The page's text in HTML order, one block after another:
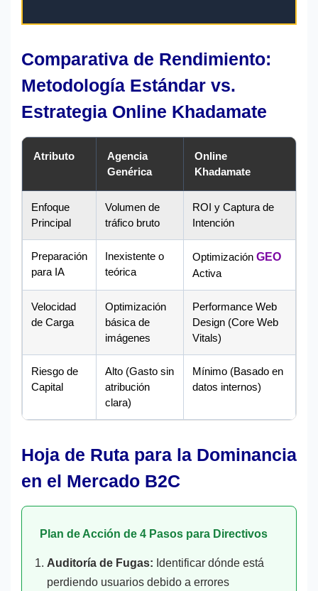
Comparativa de Rendimiento:
Metodología Estándar vs.
Estrategia Online Khadamate
Atributo
Agencia
Genérica
Online
Khadamate
Enfoque
Principal
Volumen de
tráfico bruto
ROI y Captura de
Intención
Preparación
para IA
Inexistente o
teórica
Optimización GEO
Activa
Velocidad
de Carga
Optimización
básica de
imágenes
Performance Web
Design (Core Web
Vitals)
Riesgo de
Capital
Alto (Gasto sin
atribución
clara)
Mínimo (Basado en
datos internos)
Hoja de Ruta para la Dominancia
en el Mercado B2C
Plan de Acción de 4 Pasos para Directivos
Auditoría de Fugas: Identificar dónde está
perdiendo usuarios debido a errores